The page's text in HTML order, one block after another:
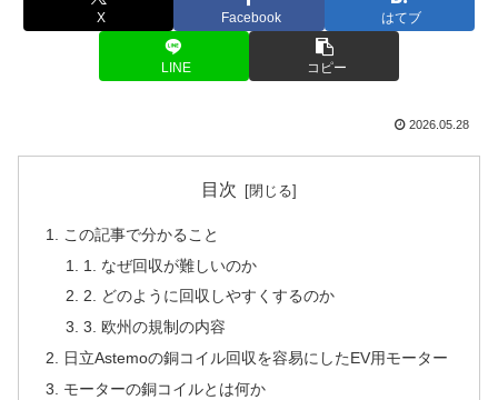
X Facebook はてブ
LINE コピー
2026.05.28
目次
この記事で分かること
1. なぜ回収が難しいのか
2. どのように回収しやすくするのか
3. 欧州の規制の内容
日立Astemoの銅コイル回収を容易にしたEV用モーター
モーターの銅コイルとは何か